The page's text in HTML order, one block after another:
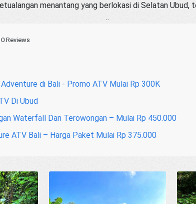
menantang yang berlokasi di Selatan Ubud,
..
Reviews
di Bali - Promo ATV Mulai Rp 300K
Di Ubud
Waterfall Dan Terowongan – Mulai Rp 450.000
ATV Bali – Harga Paket Mulai Rp 375.000